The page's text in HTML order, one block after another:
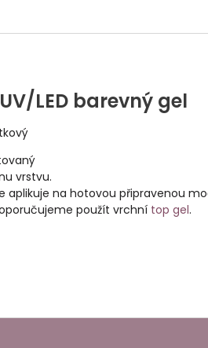
UV/LED barevný gel
vrstvu.
aplikuje na hotovou připravenou
použít vrchní top gel.